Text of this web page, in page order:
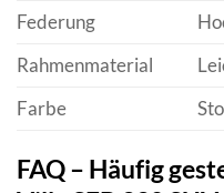
Federung
Rahmenmaterial
Farbe
FAQ – Häufig